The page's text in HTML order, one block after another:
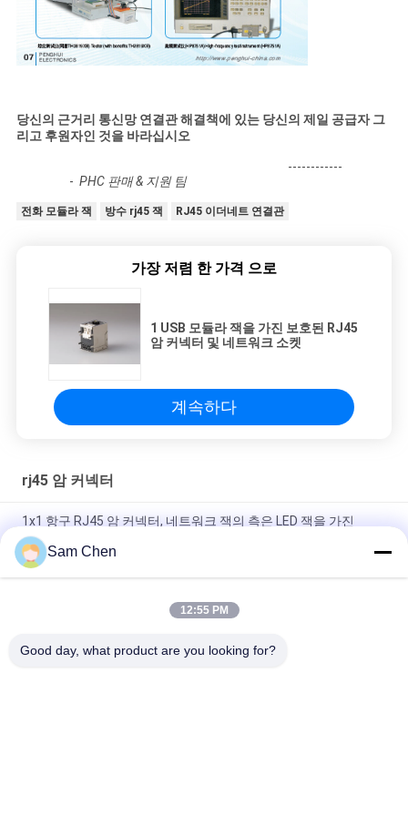
당신의 근거리 통신망 연결관 해결책에 있는 당신의 제일 공급자 그
리고 후원자인 것을 바라십시오
------------
- PHC 판매 & 지원 팀
전화 모듈라 잭 방수 rj45 잭 RJ45 이더네트 연결관
가장 저렴 한 가격 으로
1 USB 모듈라 잭을 가진 보호된 RJ45
암 커넥터 및 네트워크 소켓
계속하다
rj45 암 커넥터
1x1 항구 RJ45 암 커넥터, 네트워크 잭의 측은 LED 잭을 가진
RJ45에 들어갑니다
4 항구 RJ45 8P8C 여성 잭 보호하는을 가진 90도 삽입 식물
침몰 격판덮개 H 8.6mm 까만 8P8C LCP를 가진 90도 전화 모듈라
Sam Chen
12:55 PM
Good day, what product are you looking for?